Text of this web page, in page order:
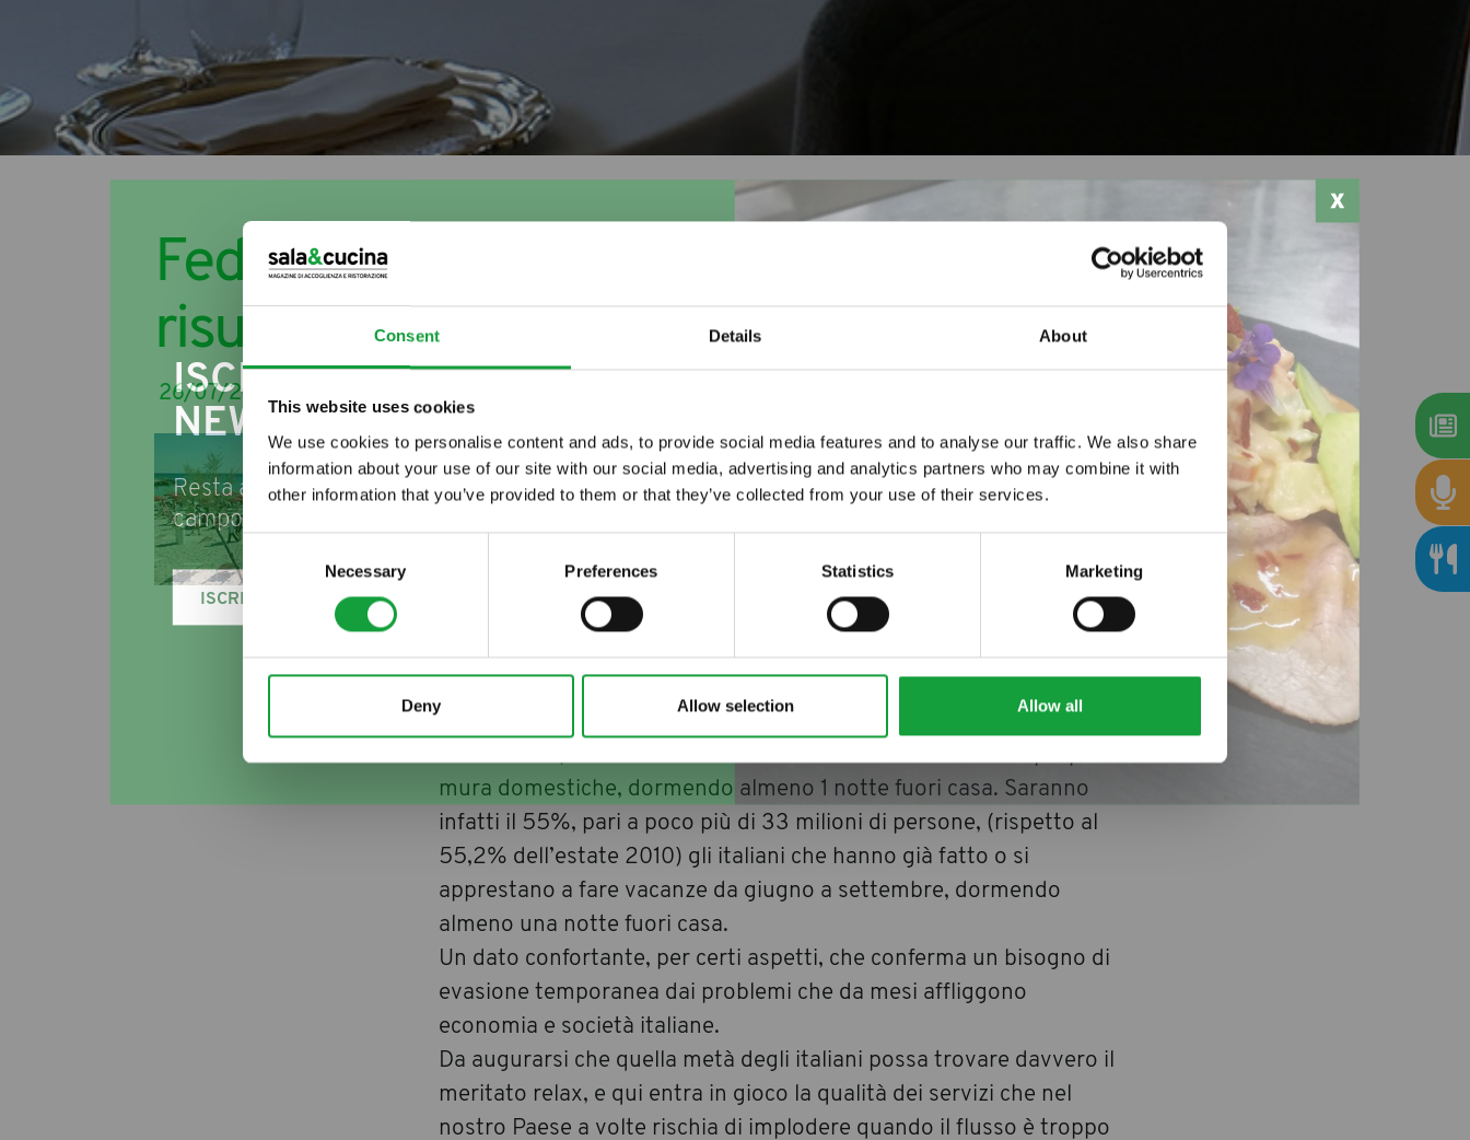
Consent Details About
This website uses cookies
We use cookies to personalise content and ads, to provide social media features and to analyse our traffic. We also share
information about your use of our site with our social media, advertising and analytics partners who may combine it with
other information that you’ve provided to them or that they’ve collected from your use of their services.
Selection
Necessary Preferences Statistics Marketing
Deny Allow selection Allow all
Federalberghi soddisfatta dei
risultati dell’indagine annuale
Stampa
26/07/2011
Il turismo non va in vacanza, stando ai dati diffusi da
Federalberghi definiti dal presidente Bernabò Bocca: “Risultati
scorsa settimana e parlano di una tenuta assoluta del settore”.
Secondo l’indagine, realizzata dalla Federalberghi con il supporto
tecnico dell’Istituto ACS Marketing Solutions ed effettuata dall’11 al
mura domestiche, dormendo almeno 1 notte fuori casa. Saranno
infatti il 55%, pari a poco più di 33 milioni di persone, (rispetto al
55,2% dell’estate 2010) gli italiani che hanno già fatto o si
apprestano a fare vacanze da giugno a settembre, dormendo
almeno una notte fuori casa.
Un dato confortante, per certi aspetti, che conferma un bisogno di
evasione temporanea dai problemi che da mesi affliggono
economia e società italiane.
Da augurarsi che quella metà degli italiani possa trovare davvero il
meritato relax, e qui entra in gioco la qualità dei servizi che nel
nostro Paese a volte rischia di implodere quando il flusso è troppo
ISCRIVITI ALLA
NEWSLETTER
Resta aggiornato su tutte le ultime novita nel
campo della ristorazione e del food.
ISCRIVITI